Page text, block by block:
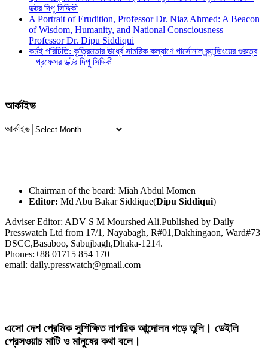
ডক্টর দিপু সিদ্দিকী
A Portrait of Erudition, Professor Dr. Niaz Ahmed: A Beacon
of Wisdom, Humanity, and National Consciousness —
Professor Dr. Dipu Siddiqui
কর্মই পরিচিতি: কৃত্রিমতার ঊর্ধ্বে সামষ্টিক কল্যাণে পার্সোনাল ব্র্যান্ডিংয়ের গুরুত্ব
– প্রফেসর ডক্টর দিপু সিদ্দিকী
আর্কাইভ
আর্কাইভ
Chairman of the board: Miah Abdul Momen
Editor: Md Abu Bakar Siddique(Dipu Siddiqui)
Adviser Editor: ADV S M Mourshed Ali.Published by Daily
Presswatch Ltd from 17/1, Nayabagh, R#01,Dakhingaon, Ward#73
DSCC,Basaboo, Sabujbagh,Dhaka-1214.
Phones:+88 01715 854 170
email: daily.presswatch@gmail.com
এসো দেশ প্রেমিক সুশিক্ষিত নাগরিক আন্দোলন গড়ে তুলি। ডেইলি
প্রেসওয়াচ মাটি ও মানুষের কথা বলে।